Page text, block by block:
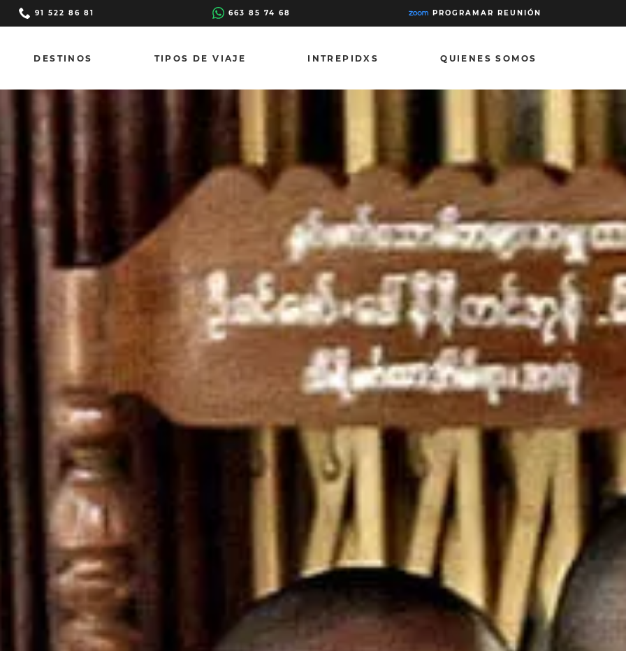
91 522 86 81 663 85 74 68 PROGRAMAR REUNIÓN
DESTINOS TIPOS DE VIAJE INTREPIDXS QUIENES SOMOS